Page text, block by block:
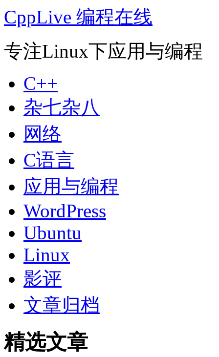
CppLive 编程在线
专注Linux下应用与编程
C++
杂七杂八
网络
C语言
应用与编程
WordPress
Ubuntu
Linux
影评
文章归档
精选文章